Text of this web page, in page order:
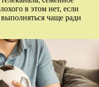
в этом нет, если
чаще ради